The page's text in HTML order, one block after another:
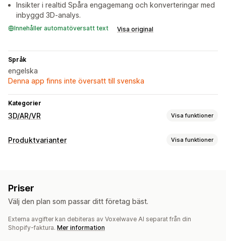
Insikter i realtid Spåra engagemang och konverteringar med
inbyggd 3D-analys.
Innehåller automatöversatt text Visa original
Språk
engelska
Denna app finns inte översatt till svenska
Kategorier
3D/AR/VR Visa funktioner
Visualisering
Live-förhandsgranskningar
Produktkonfiguration
Modellskapande
Varianter
Produktvarianter Visa funktioner
Rabattalternativ Tillägg
Priser
Välj den plan som passar ditt företag bäst.
Externa avgifter kan debiteras av Voxelwave AI separat från din
Shopify-faktura. Mer information